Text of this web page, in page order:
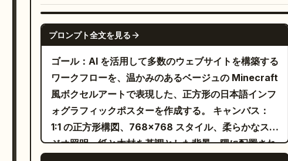
ザーから提供された構造説明とソースのみを表示し、
不足している項目には「確認が必要な情報」と記載し
ます。パラメータセクションには、チェアの全寸法、
座面の高さ範囲、耐荷重、素材、調整項目を含め、不
明な値を推測して記載することはありません。パッケ
ージセクションには、チェア本体、確認済みの付属
品、組み立て説明書、お手入れ方法を表示し、不足し
ている付属品には「確認が必要な情報」と記載しま
す。最後に、確認済みの構造の概要と「寸法と組み立
ーのモノライン製図線を使用し、部分的に赤でハイラ
イトを入れる。 メイン被写体：中央に遊星歯車ユニッ
トの詳細なアイソメトリック分解図を配置し、上から
下へ垂直に並べる。右側に引き出し線付きで 10 個の
部品グループを正確にラベル付けする：01 キャップ
スクリュー (x6)、02 トップカバー、03 リングギア
（内歯車）、04 遊星ギア (x3)、05 サンギア、06 遊
星キャリア、07 スラストワッシャー、08 出力軸、
09 ベアリング (x2)、10 ハウジング。分解された部品
は、隠れた構造線や点線の中心軸を含む、透明なワイ
GPT IMAGE 2
プロンプト全文を見る
ゴール：AI を活用して多数のウェブサイトを構築する
ワークフローを、温かみのあるベージュの Minecraft
風ボクセルアートで表現した、正方形の日本語インフ
ォグラフィックポスターを作成する。 キャンバス：
1:1 の正方形構図、768x768 スタイル、柔らかなスタ
ジオ照明、紙と木材を基調とした背景、隅に配置され